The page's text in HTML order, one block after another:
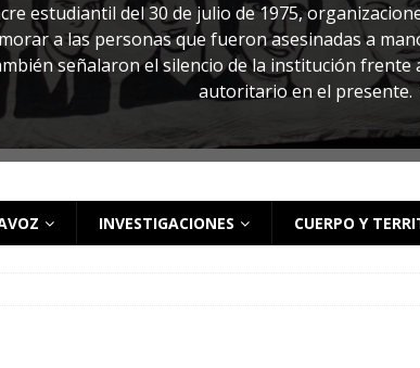
estudiantil del 30 de julio de 1975,
a las personas que fueron asesinadas a
señalaron el silencio de la institución
autoritario en el presente.
INVESTIGACIONES CUERPO Y